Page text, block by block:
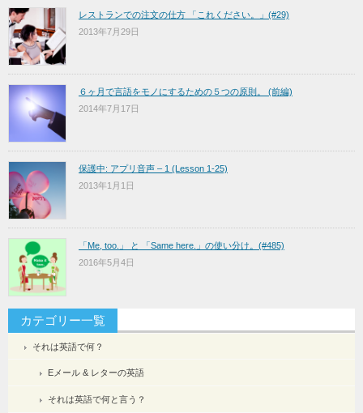
レストランでの注文の仕方 「これください。」(#29)
2013年7月29日
６ヶ月で言語をモノにするための５つの原則。 (前編)
2014年7月17日
保護中: アプリ音声 – 1 (Lesson 1-25)
2013年1月1日
「Me, too.」 と 「Same here.」の使い分け。(#485)
2016年5月4日
カテゴリー一覧
それは英語で何？
Eメール & レターの英語
それは英語で何と言う？